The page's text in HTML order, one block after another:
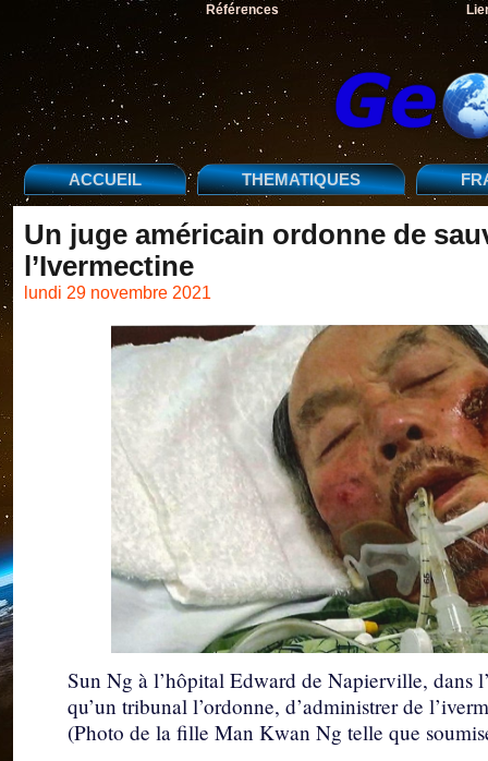
Références
ACCUEIL THEMATIQUES
Un juge américain ordonne de
l’Ivermectine
lundi 29 novembre 2021
Sun Ng à l’hôpital Edward de Napierville, dans
qu’un tribunal l’ordonne, d’administrer de
(Photo de la fille Man Kwan Ng telle que